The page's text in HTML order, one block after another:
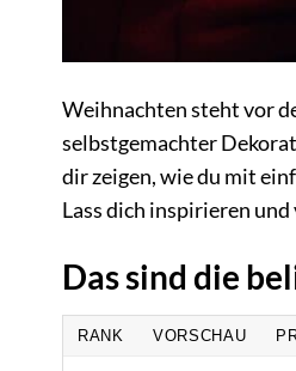
Weihnachten steht vor
selbstgemachter
dir zeigen, wie du mit
Lass dich inspirieren
Das sind die
RANK VORSCHAU